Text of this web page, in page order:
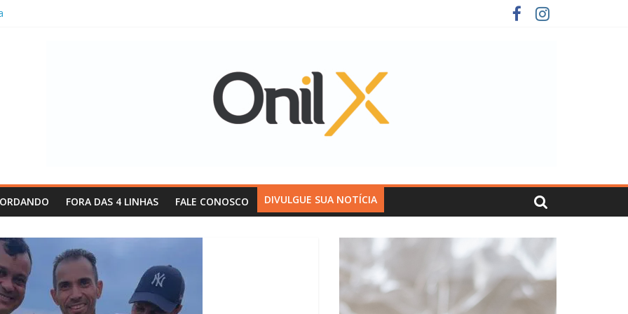
na área:
de
FORA DAS 4 LINHAS FALE CONOSCO DIVULGUE SUA NOTÍCIA